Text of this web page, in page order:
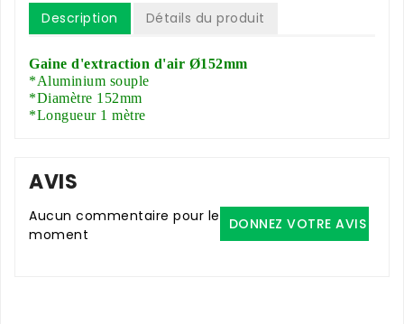
Description Détails du produit
Gaine d'extraction d'air Ø152mm
*Aluminium souple
*Diamètre 152mm
*Longueur 1 mètre
AVIS
DONNEZ VOTRE AVIS
Aucun commentaire pour le
moment